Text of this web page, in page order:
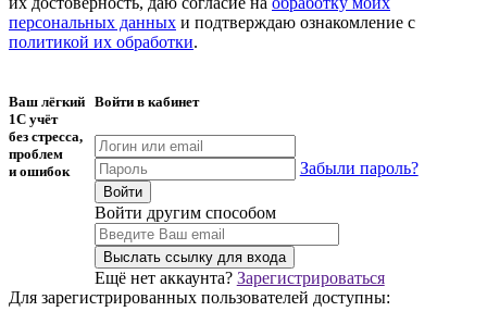
персональных данных и подтверждаю ознакомление с
политикой их обработки.
Ваш лёгкий
1С учёт
без стресса,
проблем
и ошибок
Войти в кабинет
Забыли пароль?
Войти другим способом
Ещё нет аккаунта? Зарегистрироваться
Для зарегистрированных пользователей доступны: